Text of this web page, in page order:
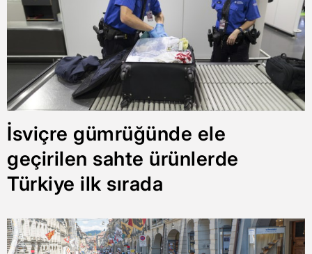
İsviçre gümrüğünde ele
geçirilen sahte ürünlerde
Türkiye ilk sırada